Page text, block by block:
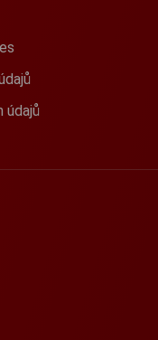
údajů